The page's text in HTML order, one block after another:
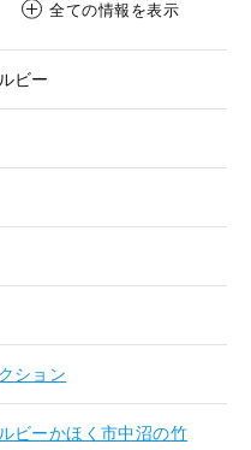
全ての情報を表示
ビー
ション
ビーかほく市中沼の竹